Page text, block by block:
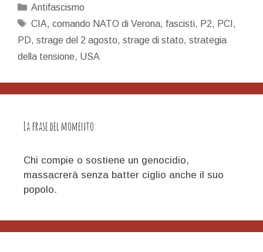
giornata
di
lotta
Categorie
Antifascismo
Tag
CIA, comando NATO di Verona, fascisti, P2, PCI ,
PD, strage del 2 agosto, strage di stato, strategia
della tensione, USA
La frase del momento:
Chi compie o sostiene un genocidio,
massacrerà senza batter ciglio anche il suo
popolo.